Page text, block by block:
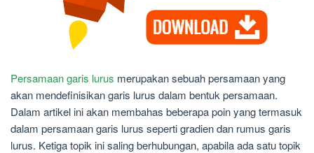
Persamaan garis lurus merupakan sebuah persamaan yang
akan mendefinisikan garis lurus dalam bentuk persamaan.
Dalam artikel ini akan membahas beberapa poin yang termasuk
dalam persamaan garis lurus seperti gradien dan rumus garis
lurus. Ketiga topik ini saling berhubungan, apabila ada satu topik